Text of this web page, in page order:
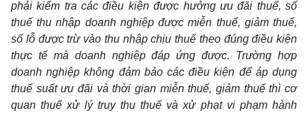
phải kiểm tra các điều kiện được hưởng ưu đãi thuế, số
thuế thu nhập doanh nghiệp được miễn thuế, giảm thuế,
số lỗ được trừ vào thu nhập chịu thuế theo đúng điều kiện
thực tế mà doanh nghiệp đáp ứng được. Trường hợp
doanh nghiệp không đảm bảo các điều kiện để áp dụng
thuế suất ưu đãi và thời gian miễn thuế, giảm thuế thì cơ
quan thuế xử lý truy thu thuế và xử phạt vi phạm hành